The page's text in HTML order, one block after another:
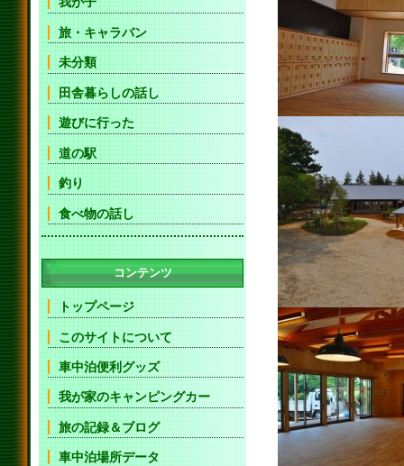
旅・キャラバン
未分類
田舎暮らしの話し
遊びに行った
道の駅
釣り
食べ物の話し
コンテンツ
トップページ
このサイトについて
車中泊便利グッズ
我が家のキャンピングカー
旅の記録＆ブログ
車中泊場所データ